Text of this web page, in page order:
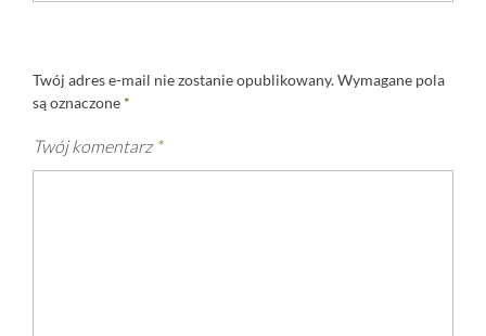
Twój adres e-mail nie zostanie opublikowany.Wymagane pola
są oznaczone *
Twój komentarz *